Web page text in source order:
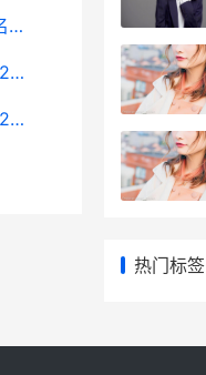
2026年7月7号出生的女孩五行缺木要怎么取名字 2026年7月7日是农历几月初几
2026年五月初二出生的女宝宝怎么取名字 2026年五月初二猪男命最忌讳三个
2026年五月十七出生的女宝宝怎么取名字 2026.5.17
热门标签